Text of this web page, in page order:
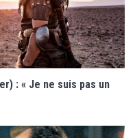
: « Je ne suis pas un